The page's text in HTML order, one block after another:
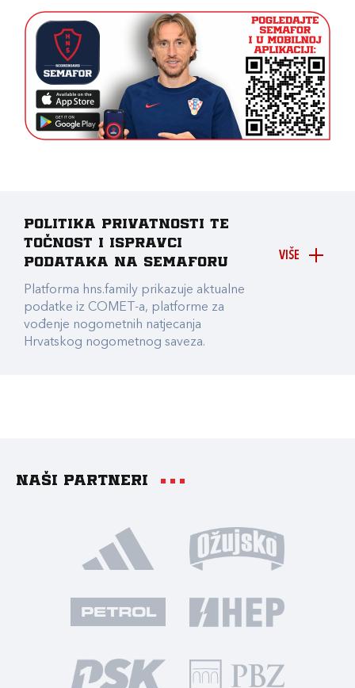
VIŠE
Politika privatnosti te
točnost i ispravci
podataka na Semaforu
Platforma hns.family prikazuje aktualne
podatke iz COMET-a, platforme za
vođenje nogometnih natjecanja
Hrvatskog nogometnog saveza.
Naši partneri